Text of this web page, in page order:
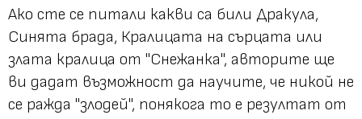
Ако сте се питали какви са били Дракула,
Синята брада, Кралицата на сърцата или
злата кралица от "Снежанка", авторите ще
ви дадат възможност да научите, че никой не
се ражда "злодей", понякога то е резултат от